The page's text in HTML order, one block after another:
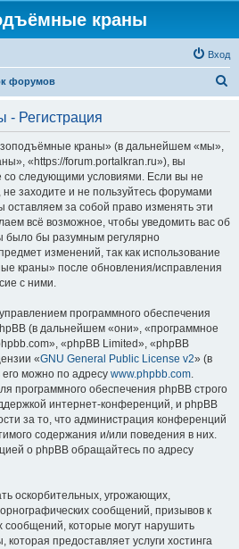
краны
Вход
форумов
- Регистрация
краны» (в дальнейшем «мы»,
«https://forum.portalkran.ru»), вы
со следующими условиями. Если вы не
заходите и не пользуйтесь форумами
за собой право изменять эти
всё возможное, чтобы уведомить вас об
было бы разумным регулярно
изменений, так как использование
краны» после обновления/исправления
с ними.
программного обеспечения
(в дальнейшем «они», «программное
«phpBB Limited», «phpBB
«GNU General Public License v2» (в
можно по адресу www.phpbb.com.
программного обеспечения phpBB строго
интернет-конференций, и phpBB
за то, что администрация конференций
содержания и/или поведения в них.
о phpBB обращайтесь по адресу
оскорбительных, угрожающих,
сообщений, призывов к
сообщений, которые могут нарушить
предоставляет услуги хостинга